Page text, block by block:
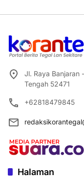
Jl. Raya Banjaran
Tengah 52471
+62818479845
Halaman